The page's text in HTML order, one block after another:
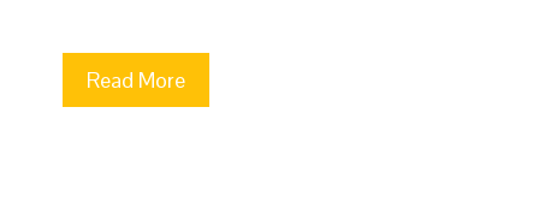
Read More